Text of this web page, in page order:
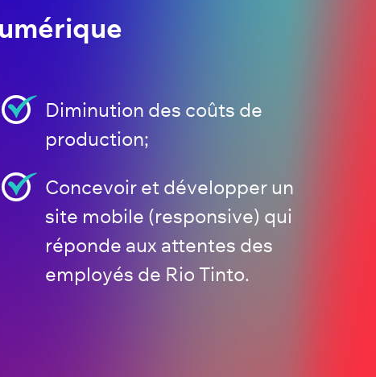
Diminution des coûts de
production;
Concevoir et développer un
site mobile (responsive) qui
réponde aux attentes des
employés de Rio Tinto.